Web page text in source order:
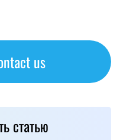
us
статью